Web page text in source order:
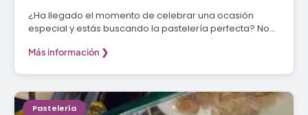
¿Ha llegado el momento de celebrar una ocasión
especial y estás buscando la pastelería perfecta? No…
Más información ❯
Pastelería